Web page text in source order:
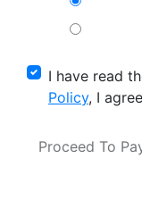
I have read
Policy, I
Proceed To